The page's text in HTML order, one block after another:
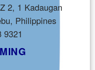
2, 1 Kadaugan
Philippines
9321